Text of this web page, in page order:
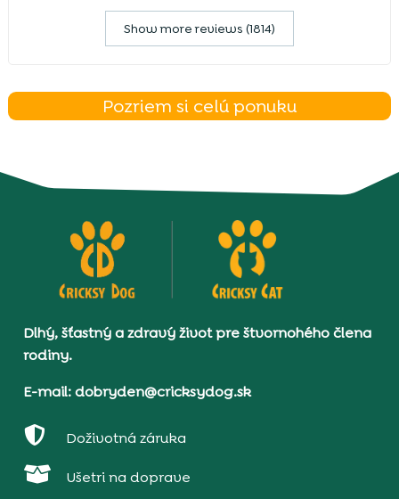
Show more reviews (1814)
Pozriem si celú ponuku
Dlhý, šťastný a zdravý život pre štvornohého člena
rodiny.
E-mail: dobryden@cricksydog.sk
 Doživotná záruka
 Ušetri na doprave